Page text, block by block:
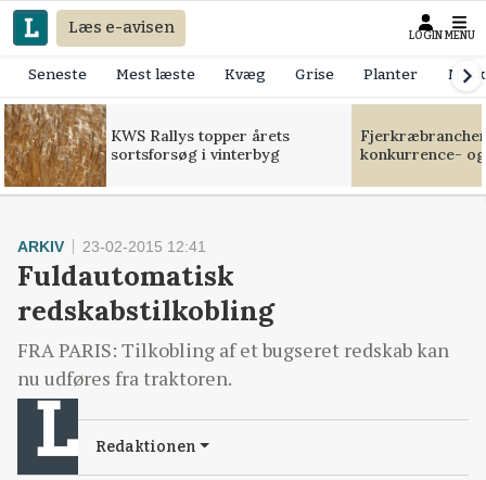
Læs e-avisen LOGIN MENU
Seneste Mest læste Kvæg Grise Planter
KWS Rallys topper årets
sortsforsøg i vinterbyg
konkurrence-
ARKIV 23-02-2015 12:41
Fuldautomatisk
redskabstilkobling
FRA PARIS: Tilkobling af et bugseret redskab kan
nu udføres fra traktoren.
Redaktionen